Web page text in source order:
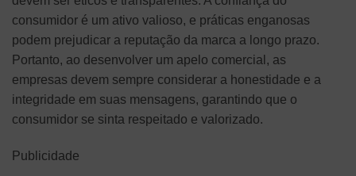
consumidor é um ativo valioso, e práticas enganosas
podem prejudicar a reputação da marca a longo prazo.
Portanto, ao desenvolver um apelo comercial, as
empresas devem sempre considerar a honestidade e a
integridade em suas mensagens, garantindo que o
consumidor se sinta respeitado e valorizado.
Publicidade